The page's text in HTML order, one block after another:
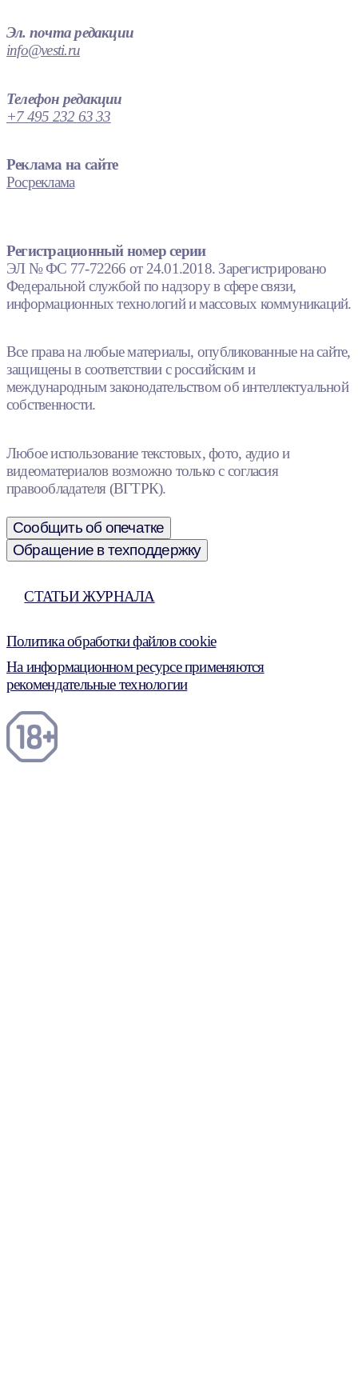
Эл. почта редакции
info@vesti.ru
Телефон редакции
+7 495 232 63 33
Реклама на сайте
Росреклама
Регистрационный номер серии
ЭЛ № ФС 77-72266 от 24.01.2018. Зарегистрировано
Федеральной службой по надзору в сфере связи,
информационных технологий и массовых коммуникаций.
Все права на любые материалы, опубликованные на сайте,
защищены в соответствии с российским и
международным законодательством об интеллектуальной
собственности.
Любое использование текстовых, фото, аудио и
видеоматериалов возможно только с согласия
правообладателя (ВГТРК).
Сообщить об опечатке
Обращение в техподдержку
СТАТЬИ ЖУРНАЛА
Политика обработки файлов cookie
На информационном ресурсе применяются
рекомендательные технологии